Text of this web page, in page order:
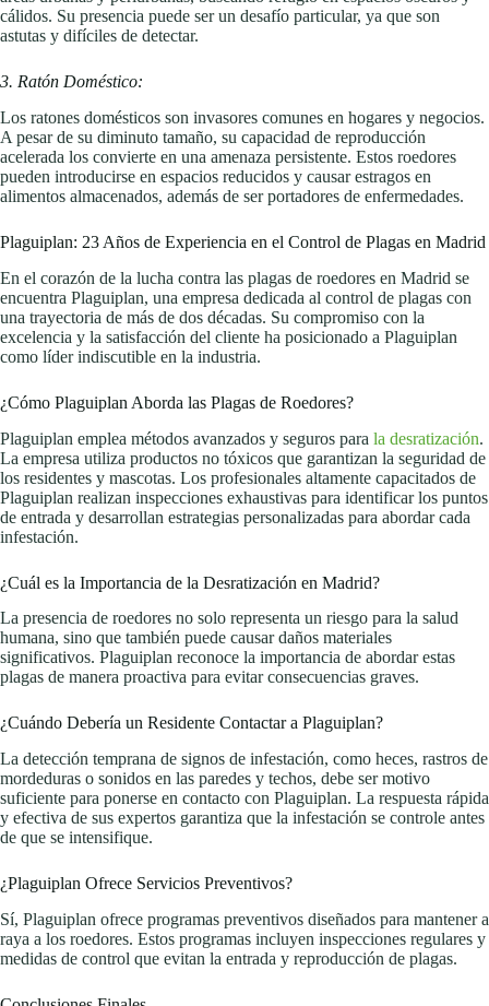
cálidos. Su presencia puede ser un desafío particular, ya que son
astutas y difíciles de detectar.
3. Ratón Doméstico:
Los ratones domésticos son invasores comunes en hogares y negocios.
A pesar de su diminuto tamaño, su capacidad de reproducción
acelerada los convierte en una amenaza persistente. Estos roedores
pueden introducirse en espacios reducidos y causar estragos en
alimentos almacenados, además de ser portadores de enfermedades.
Plaguiplan: 23 Años de Experiencia en el Control de Plagas en Madrid
En el corazón de la lucha contra las plagas de roedores en Madrid se
encuentra Plaguiplan, una empresa dedicada al control de plagas con
una trayectoria de más de dos décadas. Su compromiso con la
excelencia y la satisfacción del cliente ha posicionado a Plaguiplan
como líder indiscutible en la industria.
¿Cómo Plaguiplan Aborda las Plagas de Roedores?
Plaguiplan emplea métodos avanzados y seguros para la desratización.
La empresa utiliza productos no tóxicos que garantizan la seguridad de
los residentes y mascotas. Los profesionales altamente capacitados de
Plaguiplan realizan inspecciones exhaustivas para identificar los puntos
de entrada y desarrollan estrategias personalizadas para abordar cada
infestación.
¿Cuál es la Importancia de la Desratización en Madrid?
La presencia de roedores no solo representa un riesgo para la salud
humana, sino que también puede causar daños materiales
significativos. Plaguiplan reconoce la importancia de abordar estas
plagas de manera proactiva para evitar consecuencias graves.
¿Cuándo Debería un Residente Contactar a Plaguiplan?
La detección temprana de signos de infestación, como heces, rastros de
mordeduras o sonidos en las paredes y techos, debe ser motivo
suficiente para ponerse en contacto con Plaguiplan. La respuesta rápida
y efectiva de sus expertos garantiza que la infestación se controle antes
de que se intensifique.
¿Plaguiplan Ofrece Servicios Preventivos?
Sí, Plaguiplan ofrece programas preventivos diseñados para mantener a
raya a los roedores. Estos programas incluyen inspecciones regulares y
medidas de control que evitan la entrada y reproducción de plagas.